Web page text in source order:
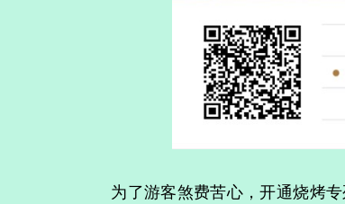
为了游客煞费苦心，开通烧烤专